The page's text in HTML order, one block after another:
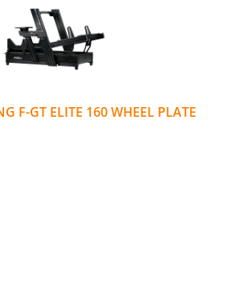
F-GT ELITE 160 WHEEL PLATE